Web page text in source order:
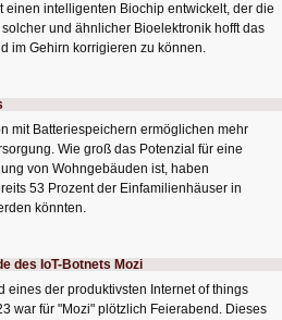
einen intelligenten Biochip entwickelt, der die
und ähnlicher Bioelektronik hofft das
im Gehirn korrigieren zu können.
mit Batteriespeichern ermöglichen mehr
Wie groß das Potenzial für eine
von Wohngebäuden ist, haben
53 Prozent der Einfamilienhäuser in
könnten.
des IoT-Botnets Mozi
eines der produktivsten Internet of things
war für "Mozi" plötzlich Feierabend. Dieses